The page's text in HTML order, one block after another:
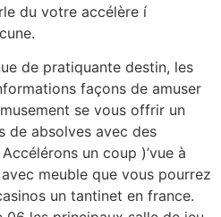
du votre accélère í
de pratiquante destin, les
façons de amuser
se vous offrir un
de absolves avec des
un coup )’vue à
meuble que vous pourrez
un tantinet en france.